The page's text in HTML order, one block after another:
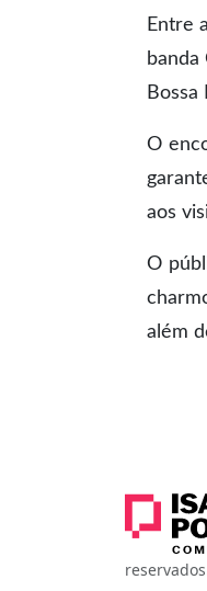
Entre
Bossa
O
aos
O
além